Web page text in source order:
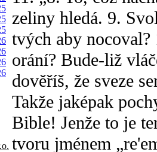
zeliny hledá. 9.
tvých aby nocoval?
orání? Bude-liž
dověříš, že sveze
Takže jaképak
Bible! Jenže to je
tvoru jménem